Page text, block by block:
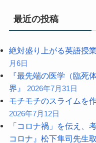
最近の投稿
絶対盛り上がる英語授
月6日
『最先端の医学（臨死
界』
2026年7月31日
モチモチのスライムを
2026年7月12日
「コロナ禍」を伝え、
コロナ』松下隼司先生